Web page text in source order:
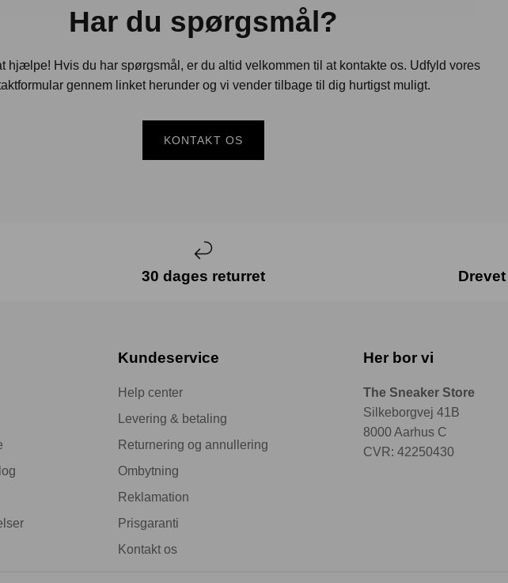
Har du spørgsmål?
hjælpe! Hvis du har spørgsmål, er du altid velkommen til at kontakte os. Udfyld vores
gennem linket herunder og vi vender tilbage til dig hurtigst muligt.
KONTAKT OS
30 dages returret
Kundeservice
Help center
Levering & betaling
Returnering og annullering
Ombytning
Reklamation
Prisgaranti
Kontakt os
Her bor vi
The Sneaker Store
Silkeborgvej 41B
8000 Aarhus C
CVR: 42250430